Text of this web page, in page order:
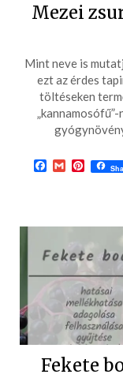
Mezei
Mint neve is
ezt az érdes
töltéseken
Facebook
Gmail
Fekete